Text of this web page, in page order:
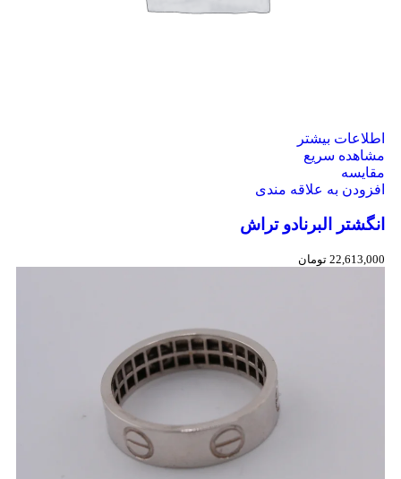
اطلاعات بیشتر
مشاهده سریع
مقایسه
افزودن به علاقه مندی
انگشتر البرنادو تراش
22,613,000 تومان